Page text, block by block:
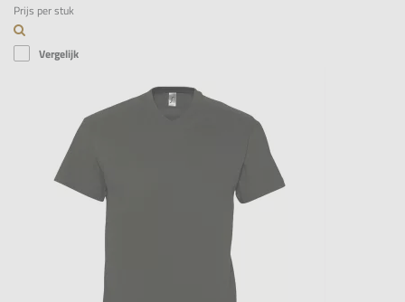
Prijs per stuk
Vergelijk